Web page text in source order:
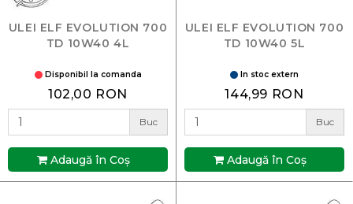
ULEI ELF EVOLUTION 700
TD 10W40 4L
Disponibil la comanda
102,00 RON
Buc
Adaugă în Coş
ULEI ELF EVOLUTION 700
TD 10W40 5L
In stoc extern
144,99 RON
Buc
Adaugă în Coş